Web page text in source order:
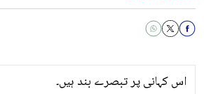
اس کہانی پر تبصرے بند ہیں۔